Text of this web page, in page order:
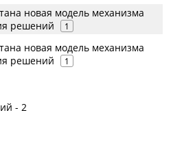
новая модель механизма
решений
1
новая модель механизма
решений
1
- 2